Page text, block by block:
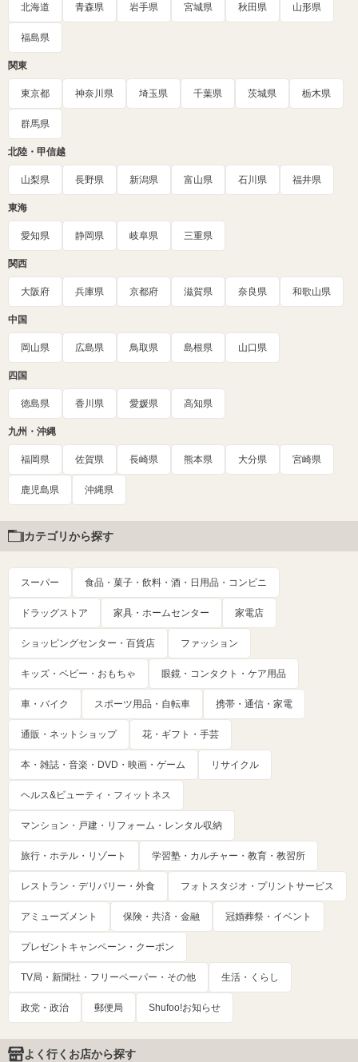
北海道 青森県 岩手県 宮城県 秋田県 山形県
福島県
関東
東京都 神奈川県 埼玉県 千葉県 茨城県 栃木県
群馬県
北陸・甲信越
山梨県 長野県 新潟県 富山県 石川県 福井県
東海
愛知県 静岡県 岐阜県 三重県
関西
大阪府 兵庫県 京都府 滋賀県 奈良県 和歌山県
中国
岡山県 広島県 鳥取県 島根県 山口県
四国
徳島県 香川県 愛媛県 高知県
九州・沖縄
福岡県 佐賀県 長崎県 熊本県 大分県 宮崎県
鹿児島県 沖縄県
カテゴリから探す
スーパー 食品・菓子・飲料・酒・日用品・コンビニ
ドラッグストア 家具・ホームセンター 家電店
ショッピングセンター・百貨店 ファッション
キッズ・ベビー・おもちゃ 眼鏡・コンタクト・ケア用品
車・バイク スポーツ用品・自転車 携帯・通信・家電
通販・ネットショップ 花・ギフト・手芸
本・雑誌・音楽・DVD・映画・ゲーム リサイクル
ヘルス&ビューティ・フィットネス
マンション・戸建・リフォーム・レンタル収納
旅行・ホテル・リゾート 学習塾・カルチャー・教育・教習所
レストラン・デリバリー・外食 フォトスタジオ・プリントサービス
アミューズメント 保険・共済・金融 冠婚葬祭・イベント
プレゼントキャンペーン・クーポン
TV局・新聞社・フリーペーパー・その他 生活・くらし
政党・政治 郵便局 Shufoo!お知らせ
よく行くお店から探す